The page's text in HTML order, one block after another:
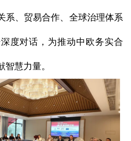
系、贸易合作、全球治理体系
度对话，为推动中欧务实合
慧力量。